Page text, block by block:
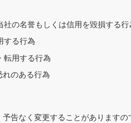
社の名誉もしくは信用を毀損する行
する行為
転用する行為
れのある行為
告なく変更することがありますの